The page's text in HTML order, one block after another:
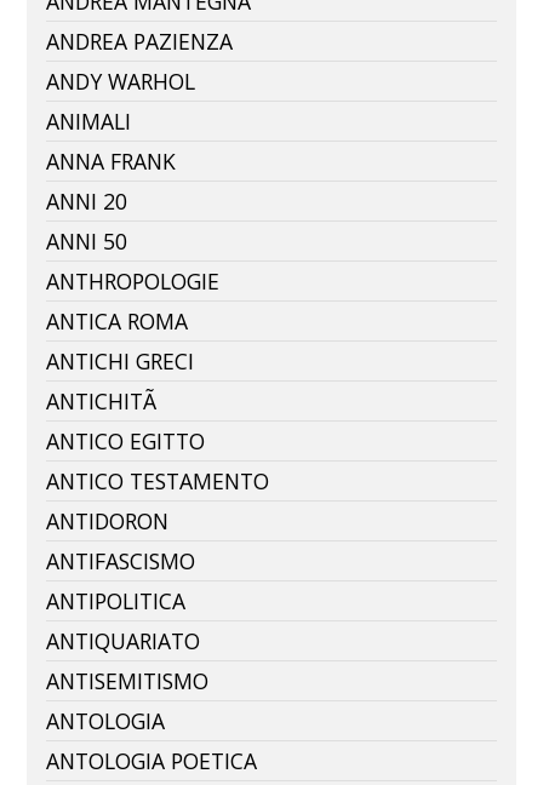
ANDREA PAZIENZA
ANDY WARHOL
ANIMALI
ANNA FRANK
ANNI 20
ANNI 50
ANTHROPOLOGIE
ANTICA ROMA
ANTICHI GRECI
ANTICHITÃ
ANTICO EGITTO
ANTICO TESTAMENTO
ANTIDORON
ANTIFASCISMO
ANTIPOLITICA
ANTIQUARIATO
ANTISEMITISMO
ANTOLOGIA
ANTOLOGIA POETICA